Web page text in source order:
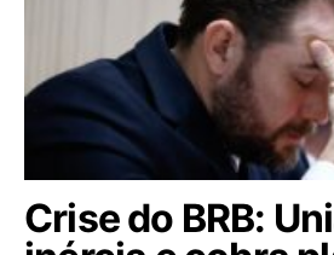
Crise do BRB: